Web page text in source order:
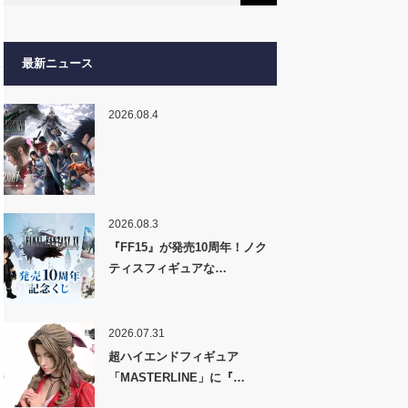
最新ニュース
2026.08.4
2026.08.3
『FF15』が発売10周年！ノク
ティスフィギュアな…
2026.07.31
超ハイエンドフィギュア
「MASTERLINE」に『…